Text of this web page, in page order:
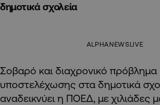
δημοτικά σχολεία
ALPHANEWSLIVE
Σοβαρό και διαχρονικό πρόβλημα
υποστελέχωσης στα δημοτικά
αναδεικνύει η ΠΟΕΔ, με χιλιάδες